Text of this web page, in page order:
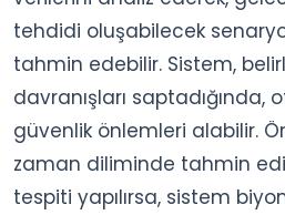
tehdidi oluşabilecek
tahmin edebilir. Sistem,
davranışları saptadığında,
güvenlik önlemleri alabilir.
zaman diliminde tahmin
tespiti yapılırsa, sistem